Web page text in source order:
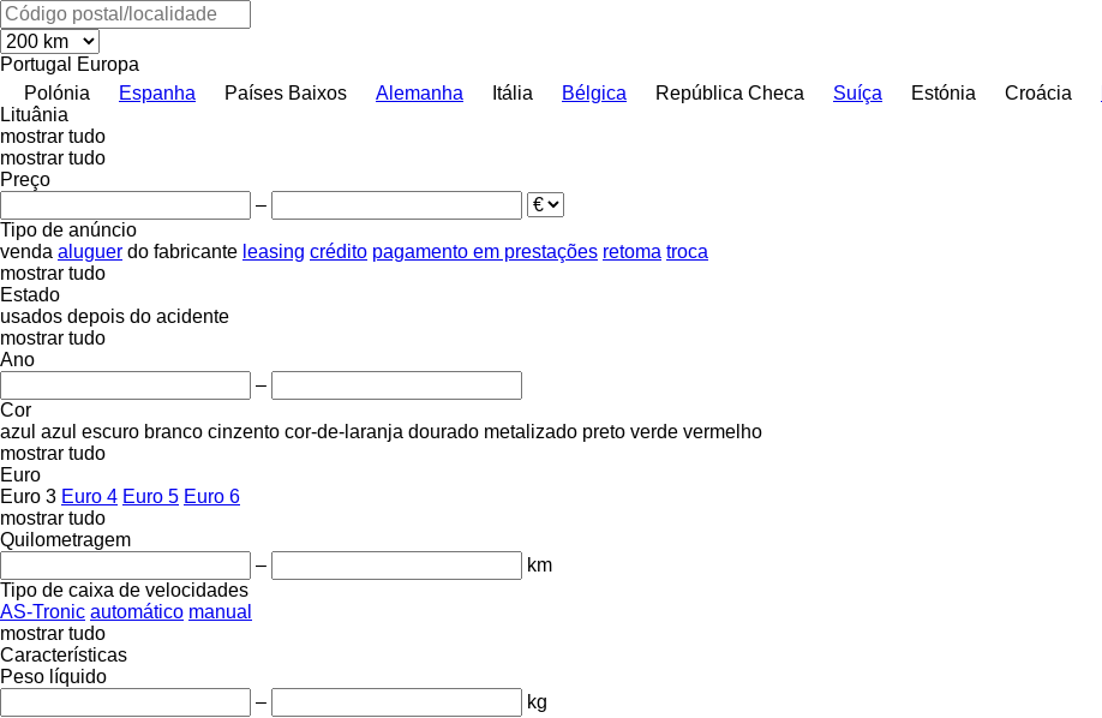
Portugal
Europa
Polónia
Espanha Países Baixos Alemanha Itália Bélgica República Checa Suíça Estónia Croácia
Lituânia
mostrar tudo
mostrar tudo
Preço
–
Tipo de anúncio
venda aluguer do fabricante leasing crédito pagamento em prestações retoma troca
mostrar tudo
Estado
usados depois do acidente
mostrar tudo
Ano
–
Cor
azul azul escuro branco cinzento cor-de-laranja dourado metalizado preto verde vermelho
mostrar tudo
Euro
Euro 3 Euro 4 Euro 5 Euro 6
mostrar tudo
Quilometragem
–
km
Tipo de caixa de velocidades
AS-Tronic automático manual
mostrar tudo
Características
Peso líquido
–
kg